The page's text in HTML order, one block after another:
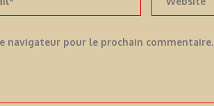
navigateur pour le prochain commentaire.